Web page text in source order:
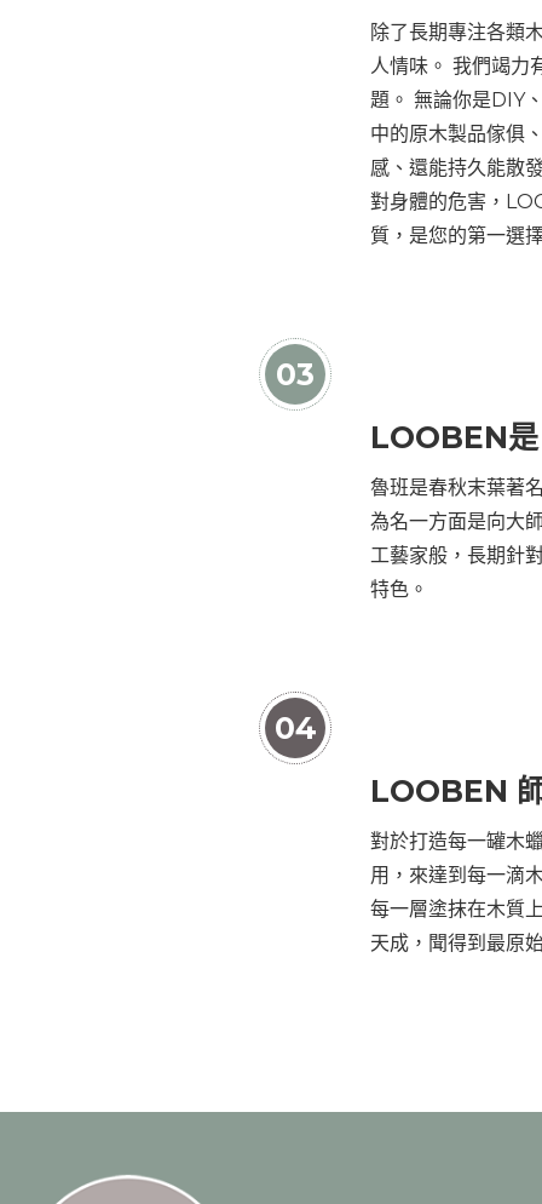
除了長期專注各類
人情味。 我們竭力
題。 無論你是DIY
中的原木製品傢俱
感、還能持久能散
對身體的危害，
質，是您的第一選
03
LOOBEN
魯班是春秋末葉著
為名一方面是向大
工藝家般，長期針
特色。
04
LOOBEN
對於打造每一罐木
用，來達到每一滴
每一層塗抹在木質
天成，聞得到最原